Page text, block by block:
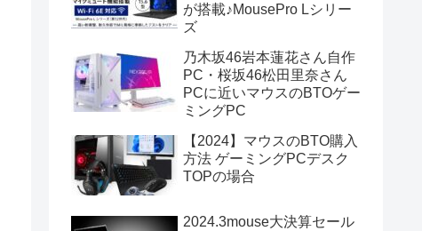
が搭載♪MousePro Lシリー
ズ
乃木坂46岩本蓮花さん自作
PC・桜坂46松田里奈さん
PCに近いマウスのBTOゲー
ミングPC
【2024】マウスのBTO購入
方法 ゲーミングPCデスク
TOPの場合
2024.3mouse大決算セール